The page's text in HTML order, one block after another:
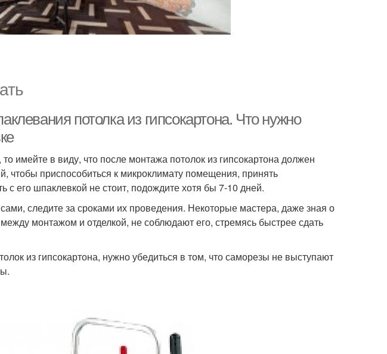
потолка из гипсокартона. Что нужно
имейте в виду, что после монтажа потолок из гипсокартона должен
чтобы приспособиться к микроклимату помещения, принять
его шпаклевкой не стоит, подождите хотя бы 7-10 дней.
следите за сроками их проведения. Некоторые мастера, даже зная о
монтажом и отделкой, не соблюдают его, стремясь быстрее сдать
из гипсокартона, нужно убедиться в том, что саморезы не выступают